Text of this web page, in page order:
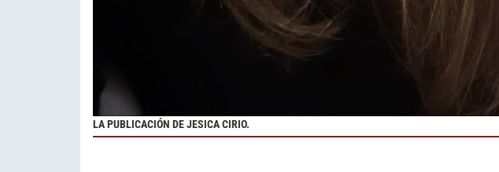
LA PUBLICACIÓN DE JESICA CIRIO.